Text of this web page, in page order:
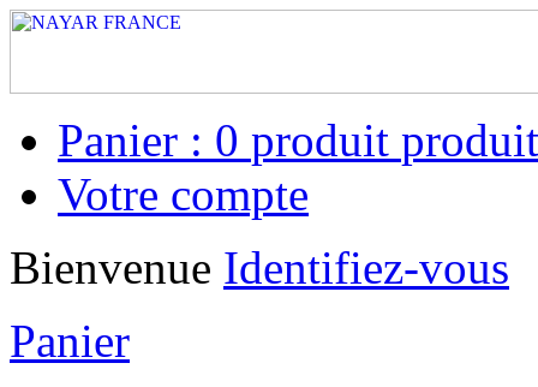
Panier : 0 produit
Votre compte
Bienvenue Identifiez-vous
Panier